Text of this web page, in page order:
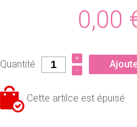
0,00
Quantité
+
-
Cette artilce est épuisé